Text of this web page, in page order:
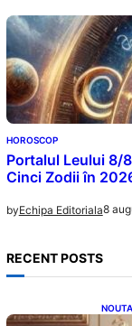
HOROSCOP
Portalul Leului 8/
Cinci Zodii în
byEchipa Editoriala8
RECENT POSTS